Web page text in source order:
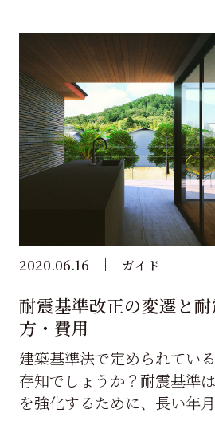
2020.06.16 ガイド
耐震基準改正の変遷と
方・費用
建築基準法で定められてい
存知でしょうか？耐震基準
を強化するために、長い年